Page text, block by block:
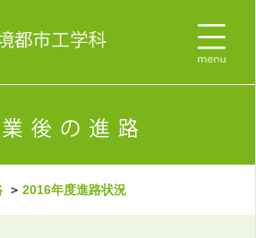
＞ 2016年度進路状況